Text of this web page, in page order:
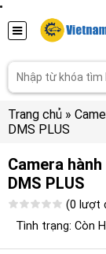
Trang chủ »
DMS PLUS
Camera
DMS PLUS
(0 lượt
Tình trạng: Còn